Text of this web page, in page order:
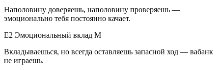
Наполовину доверяешь, наполовину проверяешь —
эмоционально тебя постоянно качает.
E2 Эмоциональный вклад M
Вкладываешься, но всегда оставляешь запасной ход — вабанк
не играешь.